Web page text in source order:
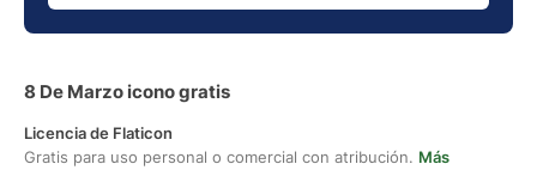
8 De Marzo icono gratis
Licencia de Flaticon
Gratis para uso personal o comercial con atribución. Más